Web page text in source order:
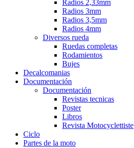
Radios 2,33mm
Radios 3mm
Radios 3,5mm
Radios 4mm
Diversos rueda
Ruedas completas
Rodamientos
Bujes
Decalcomanias
Documentación
Documentación
Revistas tecnicas
Poster
Libros
Revista Motocyclettiste
Ciclo
Partes de la moto